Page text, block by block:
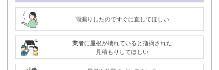
雨漏りしたのですぐに直してほしい
業者に屋根が壊れていると指摘された
見積もりしてほしい